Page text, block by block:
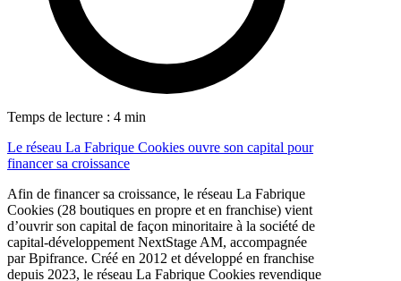
Temps de lecture : 4 min
Le réseau La Fabrique Cookies ouvre son capital pour
financer sa croissance
Afin de financer sa croissance, le réseau La Fabrique
Cookies (28 boutiques en propre et en franchise) vient
d’ouvrir son capital de façon minoritaire à la société de
capital-développement NextStage AM, accompagnée
par Bpifrance. Créé en 2012 et développé en franchise
depuis 2023, le réseau La Fabrique Cookies revendique